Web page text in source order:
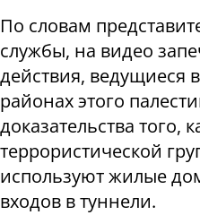
По словам
службы, на видео
действия, ведущиеся
районах этого
доказательства того,
террористической
используют жилые
входов в туннели.